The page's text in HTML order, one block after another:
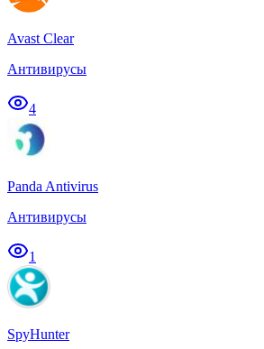
Avast Clear
Антивирусы
4
Panda Antivirus
Антивирусы
1
SpyHunter